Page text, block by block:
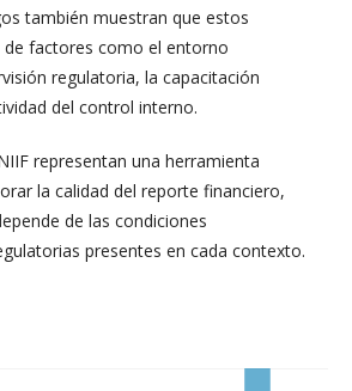
también muestran que estos
de factores como el entorno
regulatoria, la capacitación
del control interno.
representan una herramienta
la calidad del reporte financiero,
de las condiciones
presentes en cada contexto.